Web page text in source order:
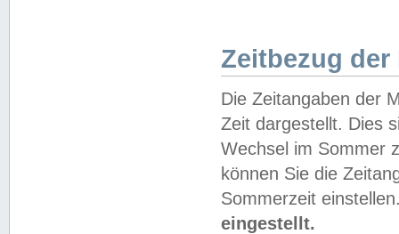
Zeitbezug der
Die Zeitangaben der
Zeit dargestellt. Dies
Wechsel im Sommer
können Sie die
Sommerzeit
eingestellt.